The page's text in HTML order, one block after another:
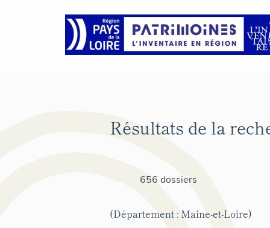
Résultats de la
656 dossiers
(Département : Maine-et-Loire)